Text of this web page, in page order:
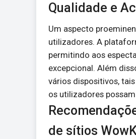
Qualidade e
Um aspecto
utilizadores. A
permitindo aos
excepcional. Além
vários dispositivos,
os utilizadores
de sítios